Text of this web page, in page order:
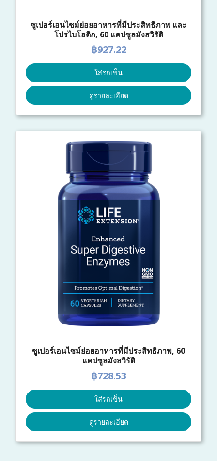
ซูเปอร์เอนไซม์ย่อยอาหารที่มีประสิทธิภาพ และ
โปรไบโอติก, 60 แคปซูลมังสวิรัติ
฿927.22
ใส่รถเข็น
ดูรายละเอียด
ซูเปอร์เอนไซม์ย่อยอาหารที่มีประสิทธิภาพ, 60
แคปซูลมังสวิรัติ
฿728.53
ใส่รถเข็น
ดูรายละเอียด